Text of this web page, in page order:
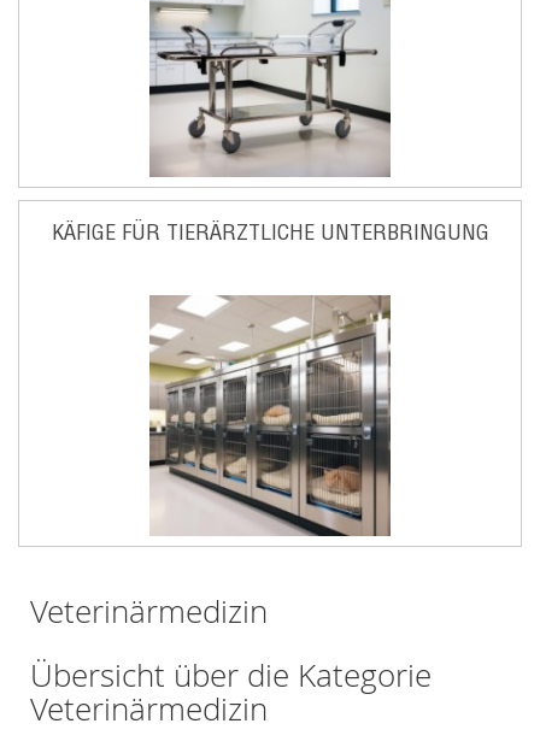
KÄFIGE FÜR TIERÄRZTLICHE UNTERBRINGUNG
Veterinärmedizin
Übersicht über die Kategorie
Veterinärmedizin